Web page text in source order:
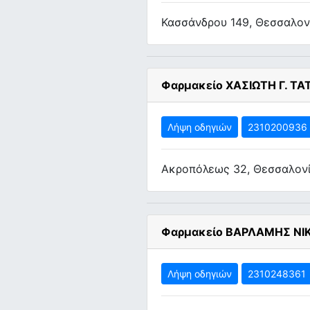
Κασσάνδρου 149,
Φαρμακείο ΧΑΣΙΩΤΗ Γ.
Λήψη οδηγιών 2310200936
Ακροπόλεως 32,
Φαρμακείο ΒΑΡΛΑΜΗΣ
Λήψη οδηγιών 2310248361